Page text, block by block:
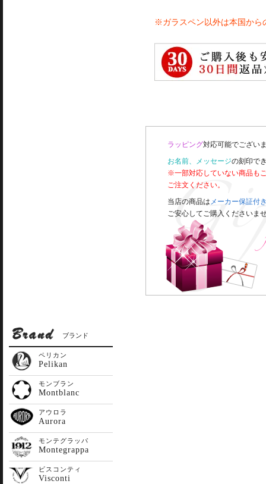
※ガラスペン以外は本国から
ラッピング対応可能でござい
お名前、メッセージの刻印で
※一部対応していない商品も
ご注文ください。
当店の商品は メーカー保証付
ご安心してご購入くださいま
ブランド
ペリカン
Pelikan
モンブラン
Montblanc
アウロラ
Aurora
モンテグラッパ
Montegrappa
ビスコンティ
Visconti